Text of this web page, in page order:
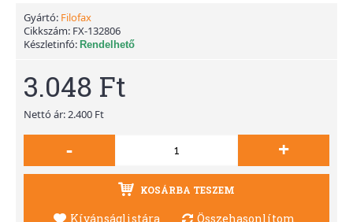
Gyártó: Filofax
Cikkszám: FX-132806
Készletinfó: Rendelhető
3.048 Ft
Nettó ár: 2.400 Ft
- +
KOSÁRBA TESZEM
Kívánságlistára Összehasonlítom